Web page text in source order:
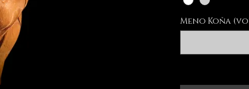
Meno Koňa